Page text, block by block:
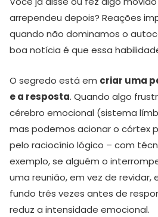
arrependeu depois? Reações
quando não dominamos o
boa notícia é que essa
O segredo está em criar uma
e a resposta. Quando algo
cérebro emocional (sistema
mas podemos acionar o córtex
pelo raciocínio lógico – com
exemplo, se alguém o
uma reunião, em vez de revidar,
fundo três vezes antes de
reduz a intensidade emocional.